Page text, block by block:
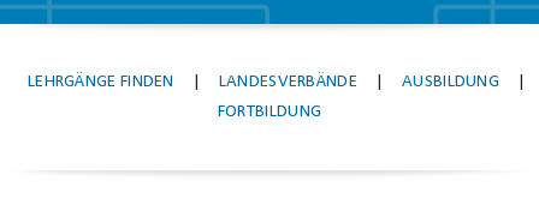
LEHRGÄNGE FINDEN LANDESVERBÄNDE AUSBILDUNG
FORTBILDUNG